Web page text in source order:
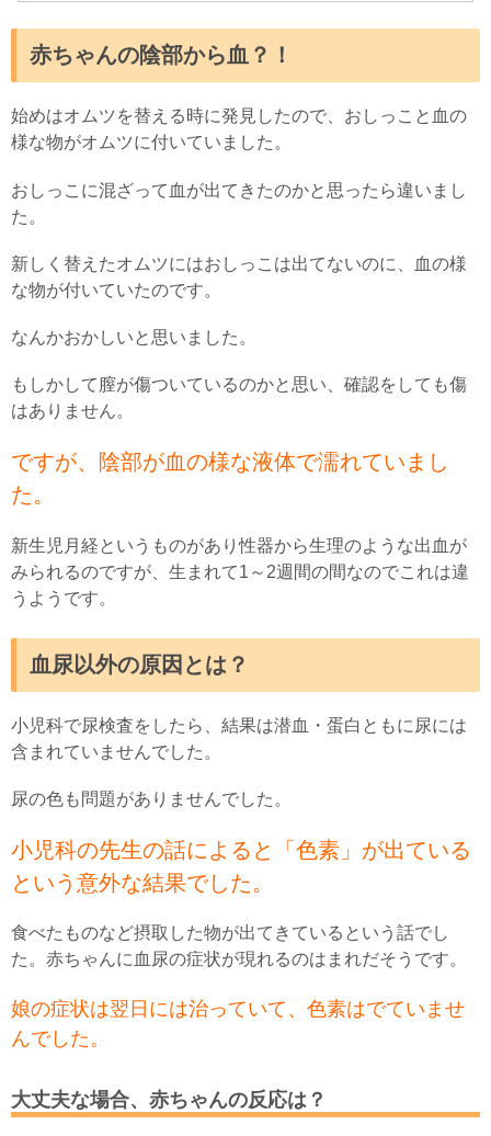
赤ちゃんの陰部から血？！
始めはオムツを替える時に発見したので、おしっこと血の
様な物がオムツに付いていました。
おしっこに混ざって血が出てきたのかと思ったら違いまし
た。
新しく替えたオムツにはおしっこは出てないのに、血の様
な物が付いていたのです。
なんかおかしいと思いました。
もしかして膣が傷ついているのかと思い、確認をしても傷
はありません。
ですが、陰部が血の様な液体で濡れていまし
た。
新生児月経というものがあり性器から生理のような出血が
みられるのですが、生まれて1～2週間の間なのでこれは違
うようです。
血尿以外の原因とは？
小児科で尿検査をしたら、結果は潜血・蛋白ともに尿には
含まれていませんでした。
尿の色も問題がありませんでした。
小児科の先生の話によると「色素」が出ている
という意外な結果でした。
食べたものなど摂取した物が出てきているという話でし
た。赤ちゃんに血尿の症状が現れるのはまれだそうです。
娘の症状は翌日には治っていて、色素はでていませ
んでした。
大丈夫な場合、赤ちゃんの反応は？